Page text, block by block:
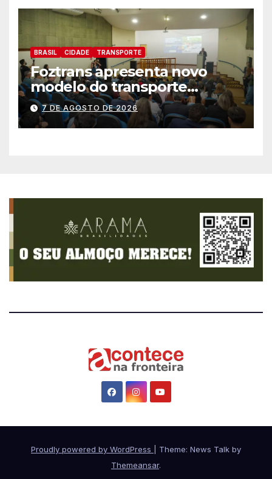
BRASIL CIDADE TRANSPORTE
Foztrans apresenta novo
modelo do transporte
coletivo em audiência
pública e avança para um
sistema mais moderno e
7 DE AGOSTO DE 2026
Proudly powered by WordPress
Theme: News Talk by
Themeansar.